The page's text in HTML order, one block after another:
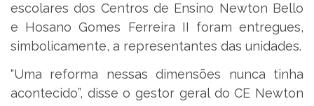
escolares dos Centros de Ensino Newton Bello
e Hosano Gomes Ferreira II foram entregues,
simbolicamente, a representantes das unidades.
“Uma reforma nessas dimensões nunca tinha
acontecido”, disse o gestor geral do CE Newton